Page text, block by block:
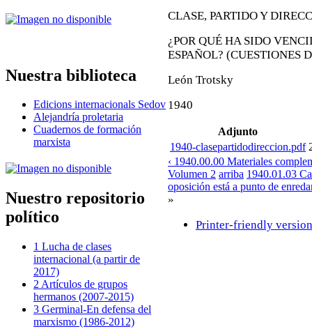
Nuestra biblioteca
Edicions internacionals Sedov
Alejandría proletaria
Cuadernos de formación
marxista
Nuestro repositorio
político
1 Lucha de clases
internacional (a partir de
2017)
2 Artículos de grupos
hermanos (2007-2015)
3 Germinal-En defensa del
marxismo (1986-2012)
CLASE, PARTIDO Y
¿POR QUÉ HA SIDO
ESPAÑOL? (CUESTIONES
León Trotsky
1940
Adjunto
1940-clasepartidodireccion.pdf
‹ 1940.00.00 Materiales
Volumen 2 arriba 1940.01.03
oposición está a punto de
»
Printer-friendly version